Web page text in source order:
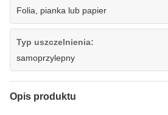
Folia, pianka lub papier
Typ uszczelnienia:
samoprzylepny
Opis produktu